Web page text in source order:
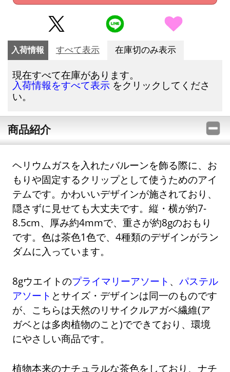
入荷情報 すべて表示 在庫切のみ表示
現在すべて在庫があります。
入荷情報をすべて表示 をクリックしてくださ
い。
商品紹介
ヘリウムガスを入れたバルーンを飾る際に、お
もりや固定するクリップとして使うためのアイ
テムです。かわいいデザインが施されており、
隠さずに見せても大丈夫です。縦・横が約7-
8.5cm、厚み約4mmで、重さが約8gのおもり
です。色は茶色1色で、4種類のデザインがラン
ダムに入っています。
8gウエイトのプライマリーアソート 、パステル
アソート とサイズ・デザインは同一のものです
が、こちらは天然のリサイクルアガベ繊維(ア
ガベとは多肉植物のこと)でできており、環境
にやさしい商品です。
植物本来のナチュラルな茶色をしており、ナチ